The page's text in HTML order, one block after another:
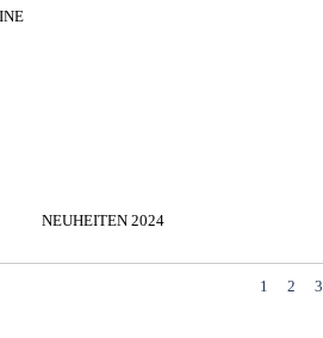
▼
NEUHEITEN 2024
1 2 3